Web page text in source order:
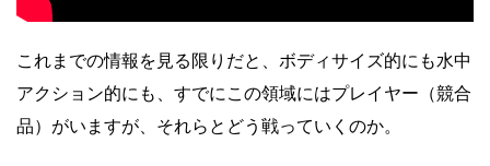
これまでの情報を見る限りだと、ボディサイズ的にも水中
アクション的にも、すでにこの領域にはプレイヤー（競合
品）がいますが、それらとどう戦っていくのか。